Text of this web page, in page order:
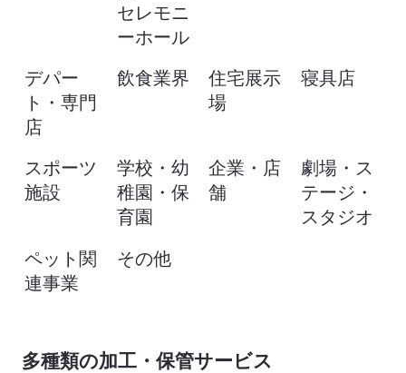
セレモニ
ーホール
デパー
ト・専門
店
飲食業界
住宅展示
場
寝具店
スポーツ
施設
学校・幼
稚園・保
育園
企業・店
舗
劇場・ス
テージ・
スタジオ
ペット関
連事業
その他
多種類の加工・保管サービス